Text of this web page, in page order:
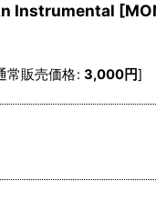
Instrumental [
常販売価格: 3,000円]